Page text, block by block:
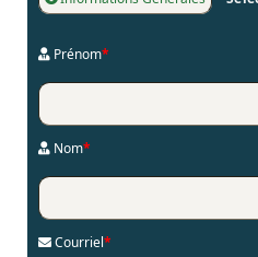
Prénom*
Nom*
Courriel*